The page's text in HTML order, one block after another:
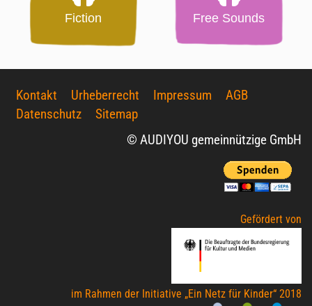
Fiction Free Sounds
Kontakt Urheberrecht Impressum
AGB
Datenschutz
Sitemap
© AUDIYOU gemeinnützige GmbH
Gefördert von
im Rahmen der Initiative „Ein Netz für Kinder“ 2018